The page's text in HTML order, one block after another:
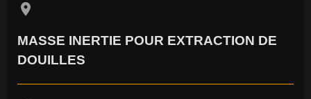
location_on
MASSE INERTIE POUR EXTRACTION DE
DOUILLES